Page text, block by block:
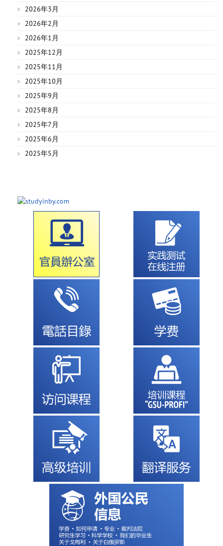
2026年3月
2026年2月
2026年1月
2025年12月
2025年11月
2025年10月
2025年9月
2025年8月
2025年7月
2025年6月
2025年5月